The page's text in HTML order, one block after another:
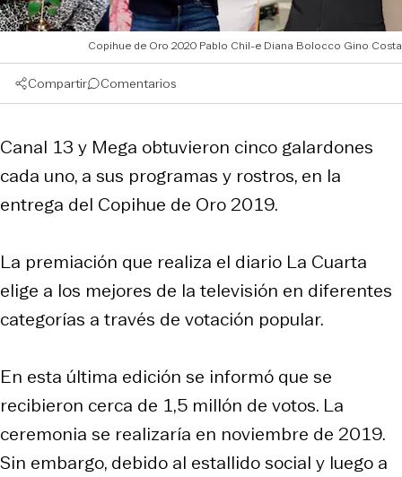
Copihue de Oro 2020 Pablo Chil-e Diana Bolocco Gino Costa
Compartir Comentarios
Canal 13 y Mega obtuvieron cinco galardones
cada uno, a sus programas y rostros, en la
entrega del Copihue de Oro 2019.
La premiación que realiza el diario La Cuarta
elige a los mejores de la televisión en diferentes
categorías a través de votación popular.
En esta última edición se informó que se
recibieron cerca de 1,5 millón de votos. La
ceremonia se realizaría en noviembre de 2019.
Sin embargo, debido al estallido social y luego a